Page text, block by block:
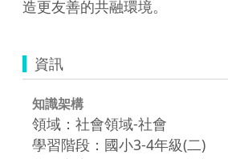
資訊
知識架構
領域：社會領域-社會
學習階段：國小3-4年級(二)